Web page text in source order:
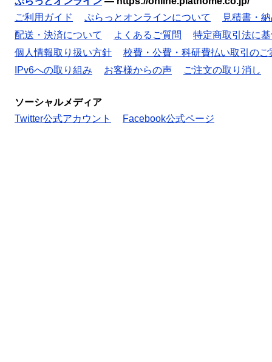
ご利用ガイド
ぷらっとオンラインについて
見積書・
配送・決済について
よくあるご質問
特定商取引法に
個人情報取り扱い方針
校費・公費・科研費払い取引のご
IPv6への取り組み
お客様からの声 ご注文の取り消し
ソーシャルメディア
Twitter公式アカウント
Facebook公式ページ